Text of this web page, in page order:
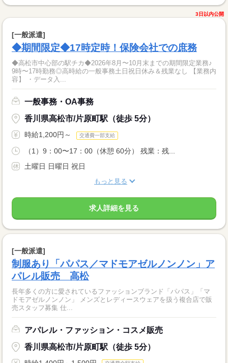
3日以内公開
[一般派遣]
◆期間限定◆17時定時！保険会社での庶務
◆高松市中心部の駅チカ◆2026年8月〜10月末までの期間限定業務♪
9時〜17時勤務◎高時給の一般事務土日祝日休み＆残業なし 【業務内
容】 ・データ入...
一般事務・OA事務
香川県高松市/片原町駅（徒歩 5分）
時給1,200円～ 交通費一部支給
（1）9：00〜17：00（休憩 60分） 残業：残...
土曜日 日曜日 祝日
もっと見る
求人詳細を見る
[一般派遣]
制服あり「パパス／マドモアゼルノンノン」ア
パレル販売 高松
長年多くの方に愛されているファッションブランド「パパス」「マ
ドモアゼルノンノン」 メンズとレディースウェアを扱う複合店で販
売スタッフ募集 仕...
アパレル・ファッション・コスメ販売
香川県高松市/片原町駅（徒歩 5分）